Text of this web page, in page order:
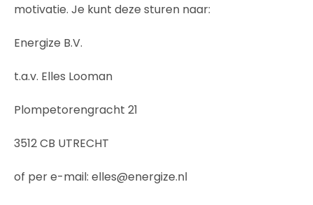
motivatie. Je kunt deze sturen naar:
Energize B.V.
t.a.v. Elles Looman
Plompetorengracht 21
3512 CB UTRECHT
of per e-mail: elles@energize.nl